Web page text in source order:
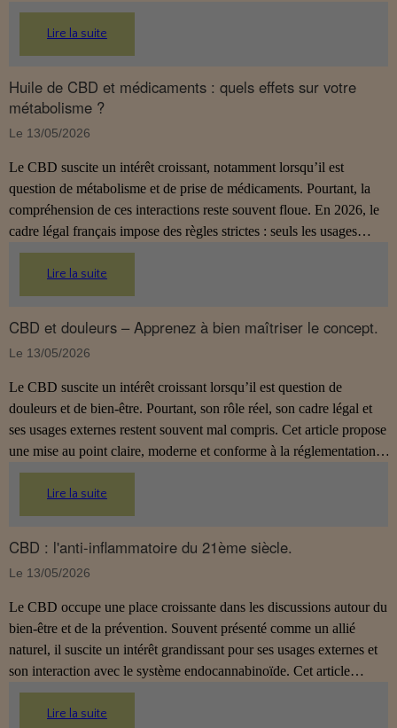
hygiène de vie adaptée.
Lire la suite
Huile de CBD et médicaments : quels effets sur votre
métabolisme ?
Le 13/05/2026
Le CBD suscite un intérêt croissant, notamment lorsqu’il est
question de métabolisme et de prise de médicaments. Pourtant, la
compréhension de ces interactions reste souvent floue. En 2026, le
cadre légal français impose des règles strictes : seuls les usages
externes du CBD sont autorisés. Cet article propose une mise au
point claire et accessible pour comprendre comment le CBD
s’inscrit dans une démarche de prévention, sans ingestion et sans
Lire la suite
CBD et douleurs – Apprenez à bien maîtriser le concept.
Le 13/05/2026
Le CBD suscite un intérêt croissant lorsqu’il est question de
douleurs et de bien‑être. Pourtant, son rôle réel, son cadre légal et
ses usages externes restent souvent mal compris. Cet article propose
une mise au point claire, moderne et conforme à la réglementation
française de 2026, afin de mieux comprendre comment le CBD
s’intègre dans une approche globale de prévention.
Lire la suite
CBD : l'anti-inflammatoire du 21ème siècle.
Le 13/05/2026
Le CBD occupe une place croissante dans les discussions autour du
bien‑être et de la prévention. Souvent présenté comme un allié
naturel, il suscite un intérêt grandissant pour ses usages externes et
son interaction avec le système endocannabinoïde. Cet article
propose une mise au point claire, moderne et conforme à la
réglementation française de 2026.
Lire la suite